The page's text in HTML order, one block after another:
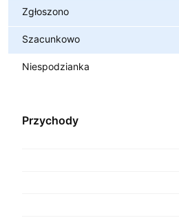
Zgłoszono
Szacunkowo
Niespodzianka
Przychody